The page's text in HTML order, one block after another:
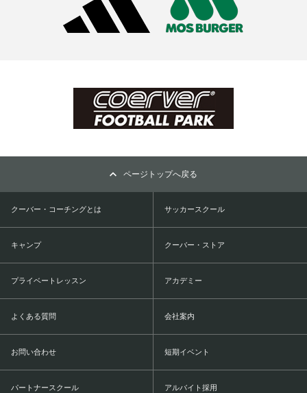
ページトップへ戻る
クーバー・コーチングとは サッカースクール
キャンプ クーバー・ストア
プライベートレッスン アカデミー
よくある質問 会社案内
お問い合わせ 短期イベント
パートナースクール アルバイト採用